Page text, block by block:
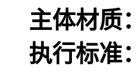
主体材质：
执行标准：